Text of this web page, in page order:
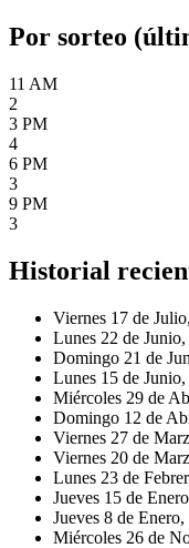
Por sorteo
11 AM
2
3 PM
4
6 PM
3
9 PM
3
Historial
Viernes 17 de
Lunes 22 de
Domingo 21 de
Lunes 15 de
Miércoles 29 de
Domingo 12 de
Viernes 27 de
Viernes 20 de
Lunes 23 de
Jueves 15 de
Jueves 8 de
Miércoles 26 de